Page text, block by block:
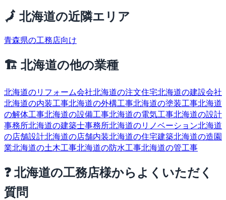
🗾 北海道の近隣エリア
青森県の工務店向け
🏗 北海道の他の業種
北海道のリフォーム会社北海道の注文住宅北海道の建設会社
北海道の内装工事北海道の外構工事北海道の塗装工事北海道
の解体工事北海道の設備工事北海道の電気工事北海道の設計
事務所北海道の建築士事務所北海道のリノベーション北海道
の店舗設計北海道の店舗内装北海道の住宅建築北海道の造園
業北海道の土木工事北海道の防水工事北海道の管工事
❓ 北海道の工務店様からよくいただく
質問